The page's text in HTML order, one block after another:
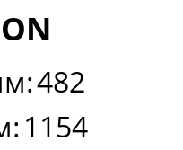
482
1154